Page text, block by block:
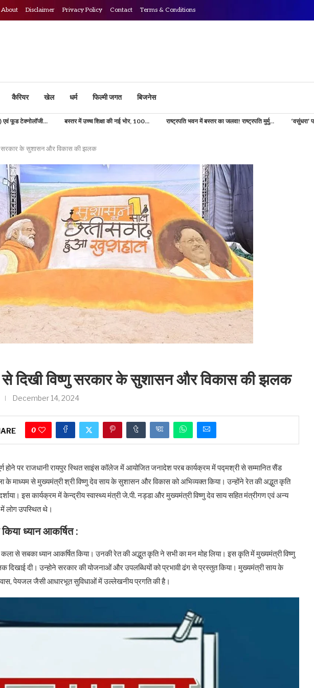
About Disclaimer Privacy Policy Contact Terms & Conditions
कैरियर खेल धर्म फिल्मी जगत बिजनेस
बस्तर में उच्च शिक्षा की नई भोर, 100... राष्ट्रपति भवन में बस्तर का जलवा! राष्ट्रपति मुर्मु... ‘वसुंधरा’ परियोजना से डिजिटल
सरकार के सुशासन और विकास की झलक
दिखी विष्णु सरकार के सुशासन और विकास की झलक
December 14, 2024
0
होने पर राजधानी रायपुर स्थित साइंस कॉलेज में आयोजित जनादेश परब कार्यक्रम में पद्मश्री से सम्मानित सैंड
माध्यम से मुख्यमंत्री श्री विष्णु देव साय के सुशासन और विकास को अभिव्यक्त किया। उन्होंने रेत की अद्भुत कृति
इस कार्यक्रम में केन्द्रीय स्वास्थ्य मंत्री जे.पी. नड्डा और मुख्यमंत्री विष्णु देव साय सहित मंत्रीगण एवं अन्य
में लोग उपस्थित थे।
ध्यान आकर्षित :
से सबका ध्यान आकर्षित किया। उनकी रेत की अद्भुत कृति ने सभी का मन मोह लिया। इस कृति में मुख्यमंत्री विष्णु
दी। उन्होने सरकार की योजनाओं और उपलब्धियों को प्रभावी ढंग से प्रस्तुत किया। मुख्यमंत्री साय के
पेयजल जैसी आधारभूत सुविधाओं में उल्लेखनीय प्रगति की है।